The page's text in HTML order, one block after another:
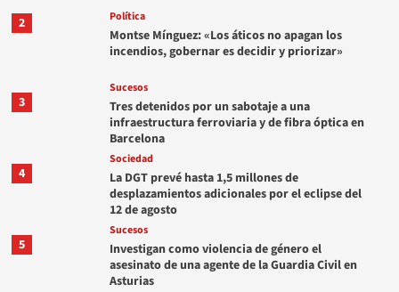
2 Política
Montse Mínguez: «Los áticos no apagan los
incendios, gobernar es decidir y priorizar»
3
Sucesos
Tres detenidos por un sabotaje a una
infraestructura ferroviaria y de fibra óptica en
Barcelona
4
Sociedad
La DGT prevé hasta 1,5 millones de
desplazamientos adicionales por el eclipse del
12 de agosto
5
Sucesos
Investigan como violencia de género el
asesinato de una agente de la Guardia Civil en
Asturias